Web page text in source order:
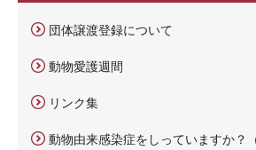
団体譲渡登録について
動物愛護週間
リンク集
動物由来感染症をしっていますか？